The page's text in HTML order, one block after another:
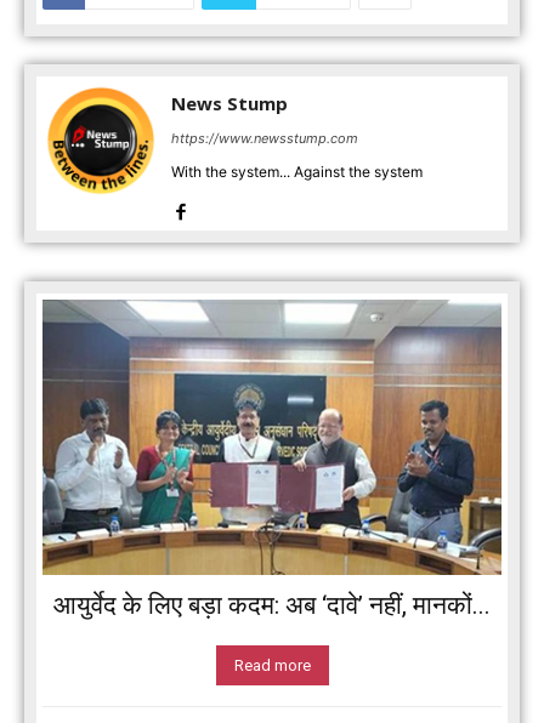
News Stump
https://www.newsstump.com
With the system... Against the system
आयुर्वेद के लिए बड़ा कदम: अब ‘दावे’ नहीं, मानकों...
Read more